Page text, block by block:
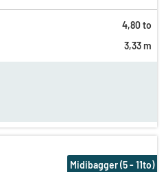
4,80 to
3,33 m
Midibagger (5 - 11to)